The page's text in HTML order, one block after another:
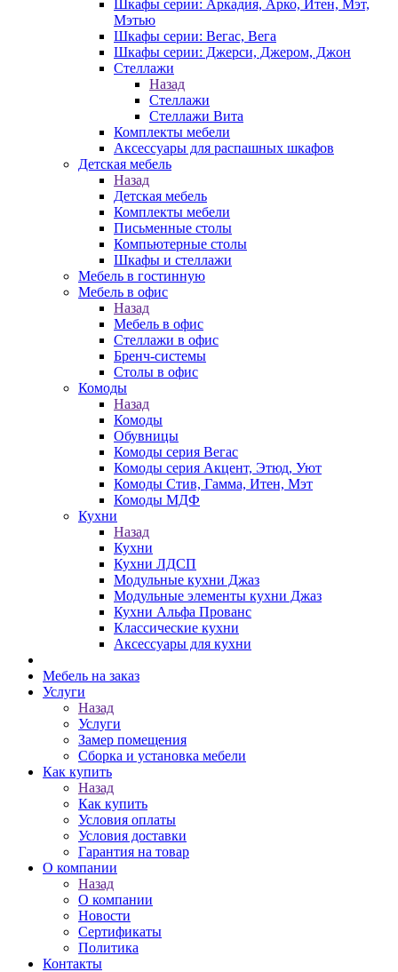
Шкафы серии: Аркадия, Арко, Итен, Мэт,
Мэтью
Шкафы серии: Вегас, Вега
Шкафы серии: Джерси, Джером, Джон
Стеллажи
Назад
Стеллажи
Стеллажи Вита
Комплекты мебели
Аксессуары для распашных шкафов
Детская мебель
Назад
Детская мебель
Комплекты мебели
Письменные столы
Компьютерные столы
Шкафы и стеллажи
Мебель в гостинную
Мебель в офис
Назад
Мебель в офис
Стеллажи в офис
Бренч-системы
Столы в офис
Комоды
Назад
Комоды
Обувницы
Комоды серия Вегас
Комоды серия Акцент, Этюд, Уют
Комоды Стив, Гамма, Итен, Мэт
Комоды МДФ
Кухни
Назад
Кухни
Кухни ЛДСП
Модульные кухни Джаз
Модульные элементы кухни Джаз
Кухни Альфа Прованс
Классические кухни
Аксессуары для кухни
Мебель на заказ
Услуги
Назад
Услуги
Замер помещения
Сборка и установка мебели
Как купить
Назад
Как купить
Условия оплаты
Условия доставки
Гарантия на товар
О компании
Назад
О компании
Новости
Сертификаты
Политика
Контакты